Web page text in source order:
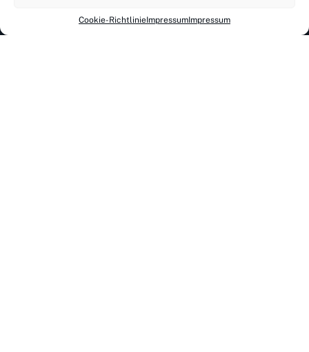
Cookie-RichtlinieImpressumImpressum